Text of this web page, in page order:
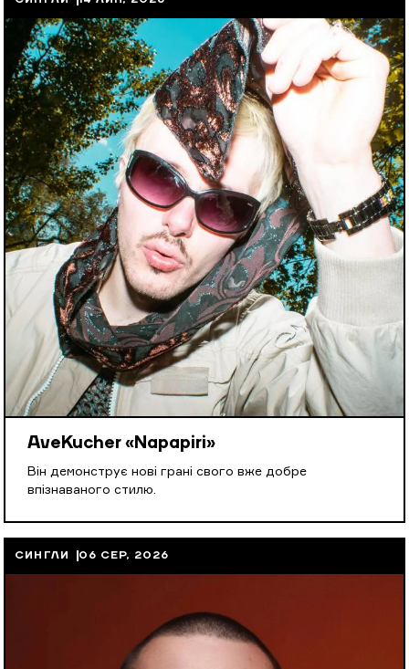
AveKucher «Napapiri»
Він демонструє нові грані свого вже добре
впізнаваного стилю.
СИНГЛИ 06 СЕР, 2026